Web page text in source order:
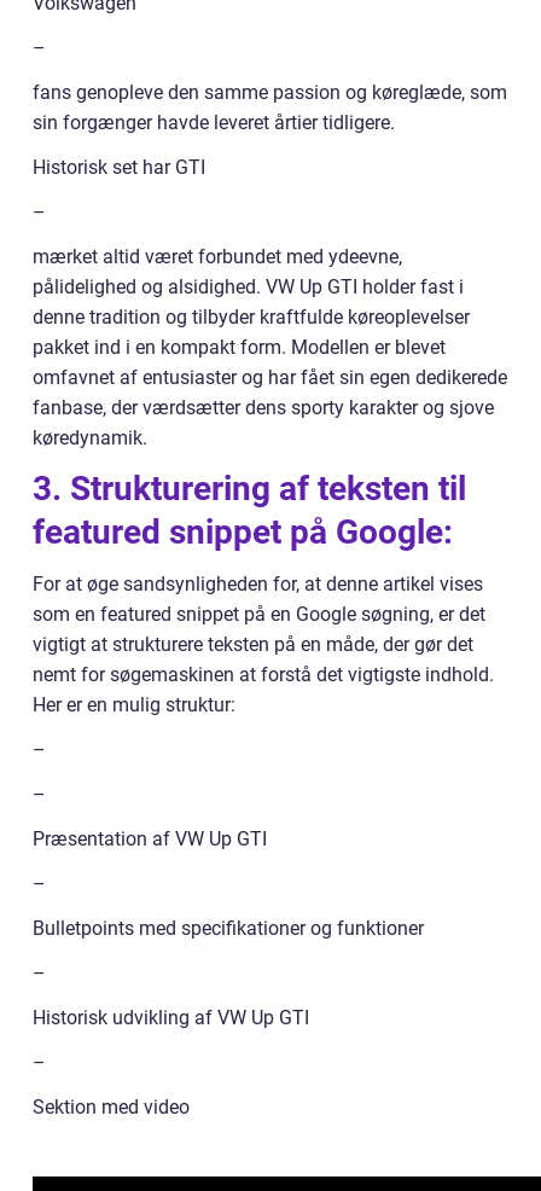
–
fans genopleve den samme passion og køreglæde, som
sin forgænger havde leveret årtier tidligere.
Historisk set har GTI
–
mærket altid været forbundet med ydeevne,
pålidelighed og alsidighed. VW Up GTI holder fast i
denne tradition og tilbyder kraftfulde køreoplevelser
pakket ind i en kompakt form. Modellen er blevet
omfavnet af entusiaster og har fået sin egen dedikerede
fanbase, der værdsætter dens sporty karakter og sjove
køredynamik.
3. Strukturering af teksten til
featured snippet på Google:
For at øge sandsynligheden for, at denne artikel vises
som en featured snippet på en Google søgning, er det
vigtigt at strukturere teksten på en måde, der gør det
nemt for søgemaskinen at forstå det vigtigste indhold.
Her er en mulig struktur:
–
–
Præsentation af VW Up GTI
–
Bulletpoints med specifikationer og funktioner
–
Historisk udvikling af VW Up GTI
–
Sektion med video